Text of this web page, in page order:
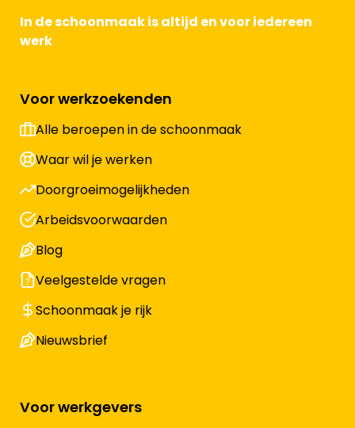
In de schoonmaak is altijd en voor iedereen
werk
Voor werkzoekenden
Alle beroepen in de schoonmaak
Waar wil je werken
Doorgroeimogelijkheden
Arbeidsvoorwaarden
Blog
Veelgestelde vragen
Schoonmaak je rijk
Nieuwsbrief
Voor werkgevers